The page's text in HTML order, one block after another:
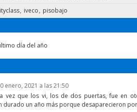
iveco pisobajo
día del año
enero, 2021 a las 21:50
vez que los vi, los de dos puertas, fue en
durado un año más porque desaparecieron